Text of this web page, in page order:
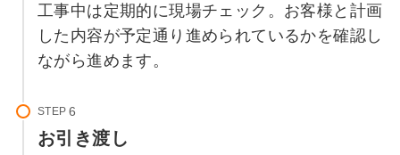
工事中は定期的に現場チェック。お客様と計画
した内容が予定通り進められているかを確認し
ながら進めます。
STEP
お引き渡し